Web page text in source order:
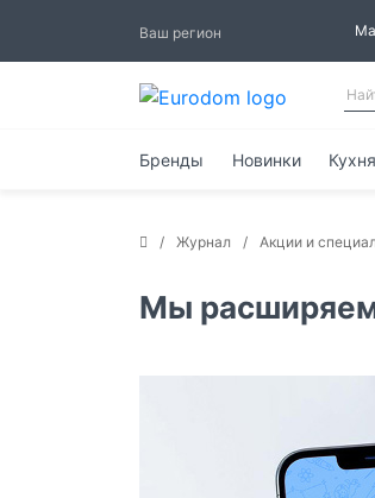
Ваш регион
Бренды Новинки Кухня
Журнал Акции и
Мы